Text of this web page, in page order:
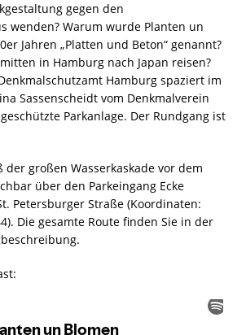
gegen den
wenden? Warum wurde Planten un
Jahren „Platten und Beton“ genannt?
in Hamburg nach Japan reisen?
Hamburg spaziert im
Sassenscheidt vom Denkmalverein
Parkanlage. Der Rundgang ist
der großen Wasserkaskade vor dem
über den Parkeingang Ecke
Petersburger Straße (Koordinaten:
Die gesamte Route finden Sie in der